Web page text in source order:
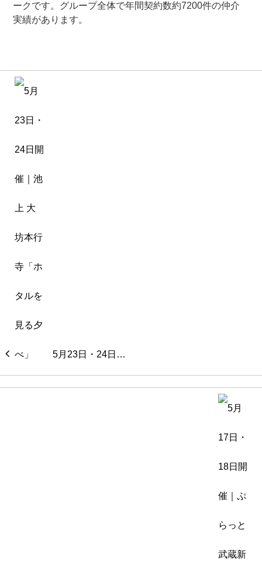
ークです。グループ全体で年間契約数約7200件の仲介
実績があります。
5月23日・24日…